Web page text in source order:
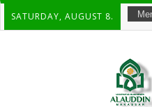
SATURDAY, AUGUST 8.